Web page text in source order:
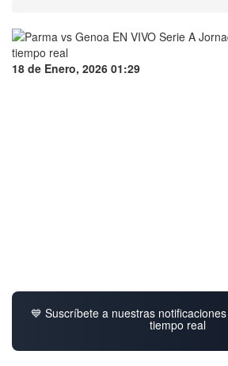
18 de Enero, 2026 01:29
💙 Suscríbete a nuestras
tiempo real